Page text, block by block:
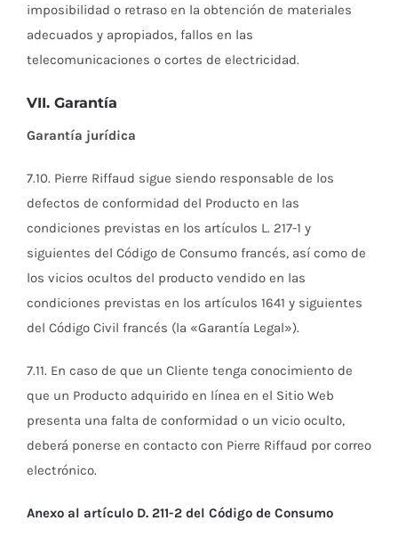
imposibilidad o retraso en la obtención de materiales
adecuados y apropiados, fallos en las
telecomunicaciones o cortes de electricidad.
VII. Garantía
Garantía jurídica
7.10. Pierre Riffaud sigue siendo responsable de los
defectos de conformidad del Producto en las
condiciones previstas en los artículos L. 217-1 y
siguientes del Código de Consumo francés, así como de
los vicios ocultos del producto vendido en las
condiciones previstas en los artículos 1641 y siguientes
del Código Civil francés (la «Garantía Legal»).
7.11. En caso de que un Cliente tenga conocimiento de
que un Producto adquirido en línea en el Sitio Web
presenta una falta de conformidad o un vicio oculto,
deberá ponerse en contacto con Pierre Riffaud por correo
electrónico.
Anexo al artículo D. 211-2 del Código de Consumo